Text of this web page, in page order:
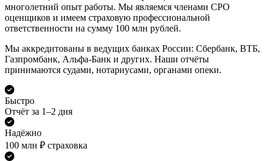
многолетний опыт работы. Мы являемся членами СРО
оценщиков и имеем страховую профессиональной
ответственности на сумму 100 млн рублей.
Мы аккредитованы в ведущих банках России: Сбербанк, ВТБ,
Газпромбанк, Альфа-Банк и других. Наши отчёты
принимаются судами, нотариусами, органами опеки.
Быстро
Отчёт за 1–2 дня
Надёжно
100 млн ₽ страховка